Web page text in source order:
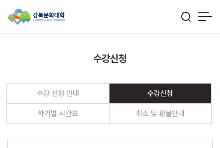
수강신청
수강 신청 안내 수강신청
학기별 시간표 취소 및 환불안내